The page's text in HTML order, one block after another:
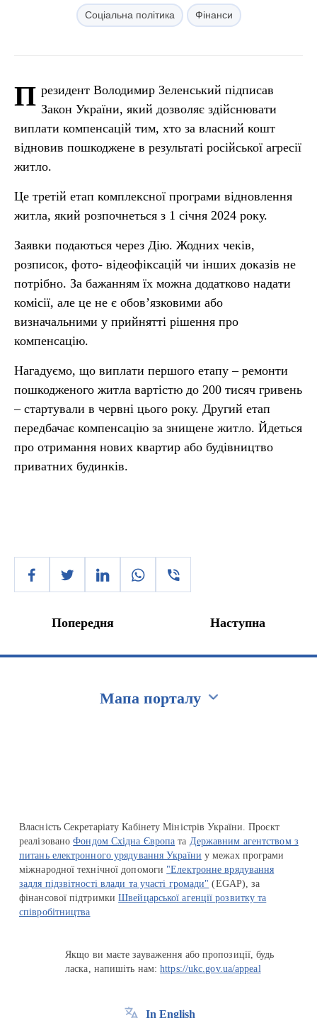
Соціальна політика Фінанси
П резидент Володимир Зеленський підписав
Закон України, який дозволяє здійснювати
виплати компенсацій тим, хто за власний кошт
відновив пошкоджене в результаті російської агресії
житло.
Це третій етап комплексної програми відновлення
житла, який розпочнеться з 1 січня 2024 року.
Заявки подаються через Дію. Жодних чеків,
розписок, фото- відеофіксацій чи інших доказів не
потрібно. За бажанням їх можна додатково надати
комісії, але це не є обовʼязковими або
визначальними у прийнятті рішення про
компенсацію.
Нагадуємо, що виплати першого етапу – ремонти
пошкодженого житла вартістю до 200 тисяч гривень
– стартували в червні цього року. Другий етап
передбачає компенсацію за знищене житло. Йдеться
про отримання нових квартир або будівництво
приватних будинків.
Попередня Наступна
Мапа порталу
Власність Секретаріату Кабінету Міністрів України. Проєкт
реалізованоФондом Східна Європа та Державним агентством з
питань електронного урядування України у межах програми
міжнародної технічної допомоги "Електронне врядування
задля підзвітності влади та участі громади" (EGAP), за
фінансової підтримкиШвейцарської агенції розвитку та
співробітництва
Якщо ви маєте зауваження або пропозиції, будь
ласка, напишіть нам:https://ukc.gov.ua/appeal
In English